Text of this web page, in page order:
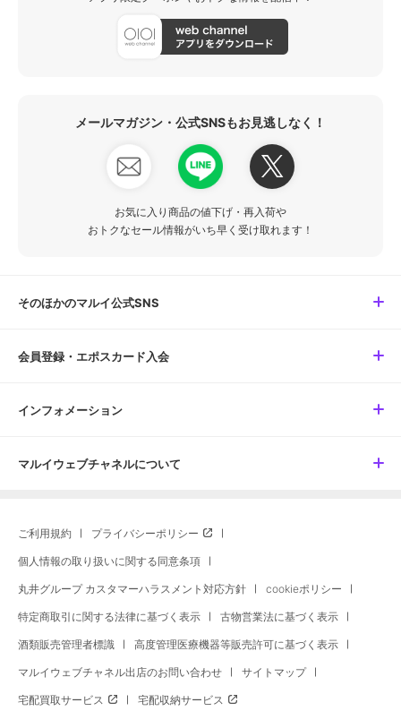
メールマガジン・公式SNSもお見逃しなく！
お気に入り商品の値下げ・再入荷や
おトクなセール情報がいち早く受け取れます！
そのほかのマルイ公式SNS
会員登録・エポスカード入会
インフォメーション
マルイウェブチャネルについて
ご利用規約 プライバシーポリシー
個人情報の取り扱いに関する同意条項
丸井グループ カスタマーハラスメント対応方針 cookieポリシー
特定商取引に関する法律に基づく表示 古物営業法に基づく表示
酒類販売管理者標識 高度管理医療機器等販売許可に基づく表示
マルイウェブチャネル出店のお問い合わせ サイトマップ
宅配買取サービス 宅配収納サービス